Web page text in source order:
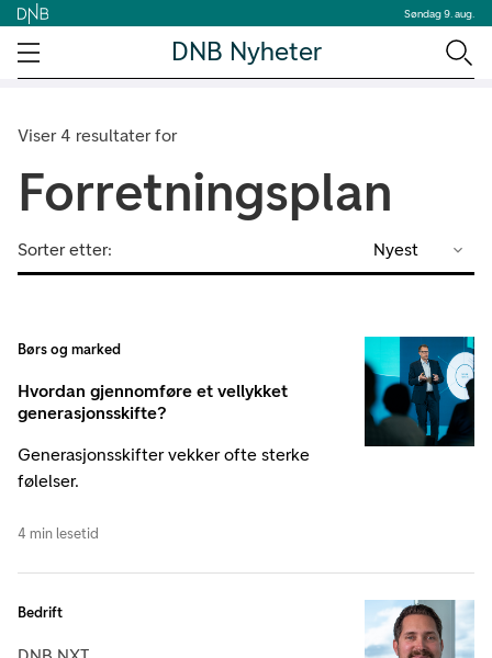
Søndag 9. aug.
DNB Nyheter
Viser 4 resultater for
Forretningsplan
Sorter etter: Nyest
Børs og marked
Hvordan gjennomføre et vellykket
generasjonsskifte?
Generasjonsskifter vekker ofte sterke
følelser.
4 min lesetid
Bedrift